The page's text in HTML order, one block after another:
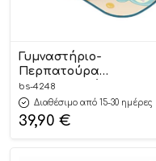
Γυμναστήριο-
Περπατούρα
Δραστηριοτήτων Piano
Magic World 2in1 4248,
Bebe Stars
bs-4248
Διαθέσιμο από 15-30 ημέρες
39,90 €